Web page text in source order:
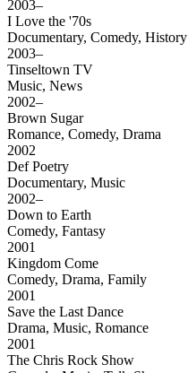
2003–
I Love the '70s
Documentary, Comedy, History
2003–
Tinseltown TV
Music, News
2002–
Brown Sugar
Romance, Comedy, Drama
2002
Def Poetry
Documentary, Music
2002–
Down to Earth
Comedy, Fantasy
2001
Kingdom Come
Comedy, Drama, Family
2001
Save the Last Dance
Drama, Music, Romance
2001
The Chris Rock Show